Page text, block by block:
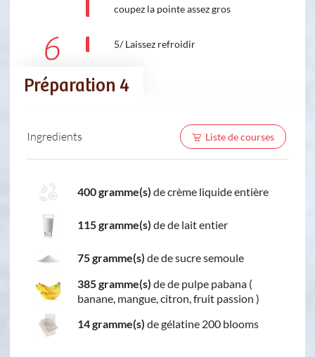
coupez la pointe assez gros
6 5/ Laissez refroidir
Préparation 4
Ingredients Liste de courses
400 gramme(s) de crème liquide entière
115 gramme(s) de de lait entier
75 gramme(s) de de sucre semoule
385 gramme(s) de de pulpe pabana (
banane, mangue, citron, fruit passion )
14 gramme(s) de gélatine 200 blooms